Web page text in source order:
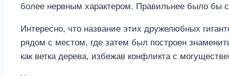
более нервным характером. Правильнее было бы
Интересно, что название этих дружелюбных
рядом с местом, где затем был построен
как ветка дерева, избежав конфликта с